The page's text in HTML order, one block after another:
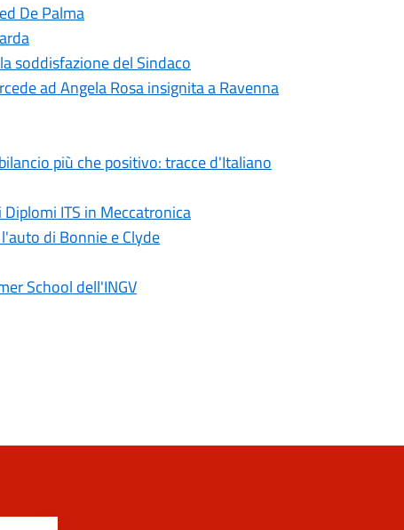
De Palma
soddisfazione del Sindaco
ad Angela Rosa insignita a Ravenna
più che positivo: tracce d'Italiano
ITS in Meccatronica
di Bonnie e Clyde
School dell'INGV